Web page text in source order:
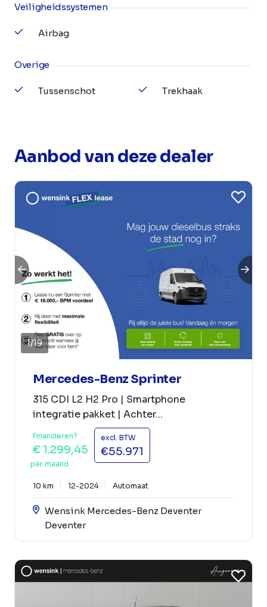
Veiligheidssystemen
Airbag
Overige
Tussenschot Trekhaak
Aanbod van deze dealer
1/19
Mercedes-Benz Sprinter
315 CDI L2 H2 Pro | Smartphone
integratie pakket | Achter...
Financieren?
€ 1.299,45
per maand
excl. BTW
€55.971
10 km 12-2024 Automaat
Wensink Mercedes-Benz Deventer
Deventer